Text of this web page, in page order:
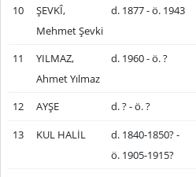
10
ŞEVKÎ,
Mehmet Şevki
d. 1877 - ö. 1943
11
YILMAZ,
Ahmet Yılmaz
d. 1960 - ö. ?
12 AYŞE d. ? - ö. ?
13 KUL HALİL
d. 1840-1850? -
ö. 1905-1915?